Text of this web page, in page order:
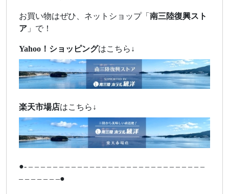
お買い物はぜひ、ネットショップ「 南三陸復興スト
ア 」で！
Yahoo！ショッピングはこちら↓
楽天市場店はこちら↓
●- – – – – – – – – – – – – – – – – – – – – – – – – – – – – –
– – – – – – –●